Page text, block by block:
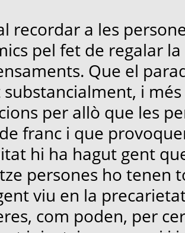
recordar a les
pel fet de regalar
Que el
i
per allò que les
franc i que
hi ha hagut gent
persones ho tenen
viu en la
com poden, per